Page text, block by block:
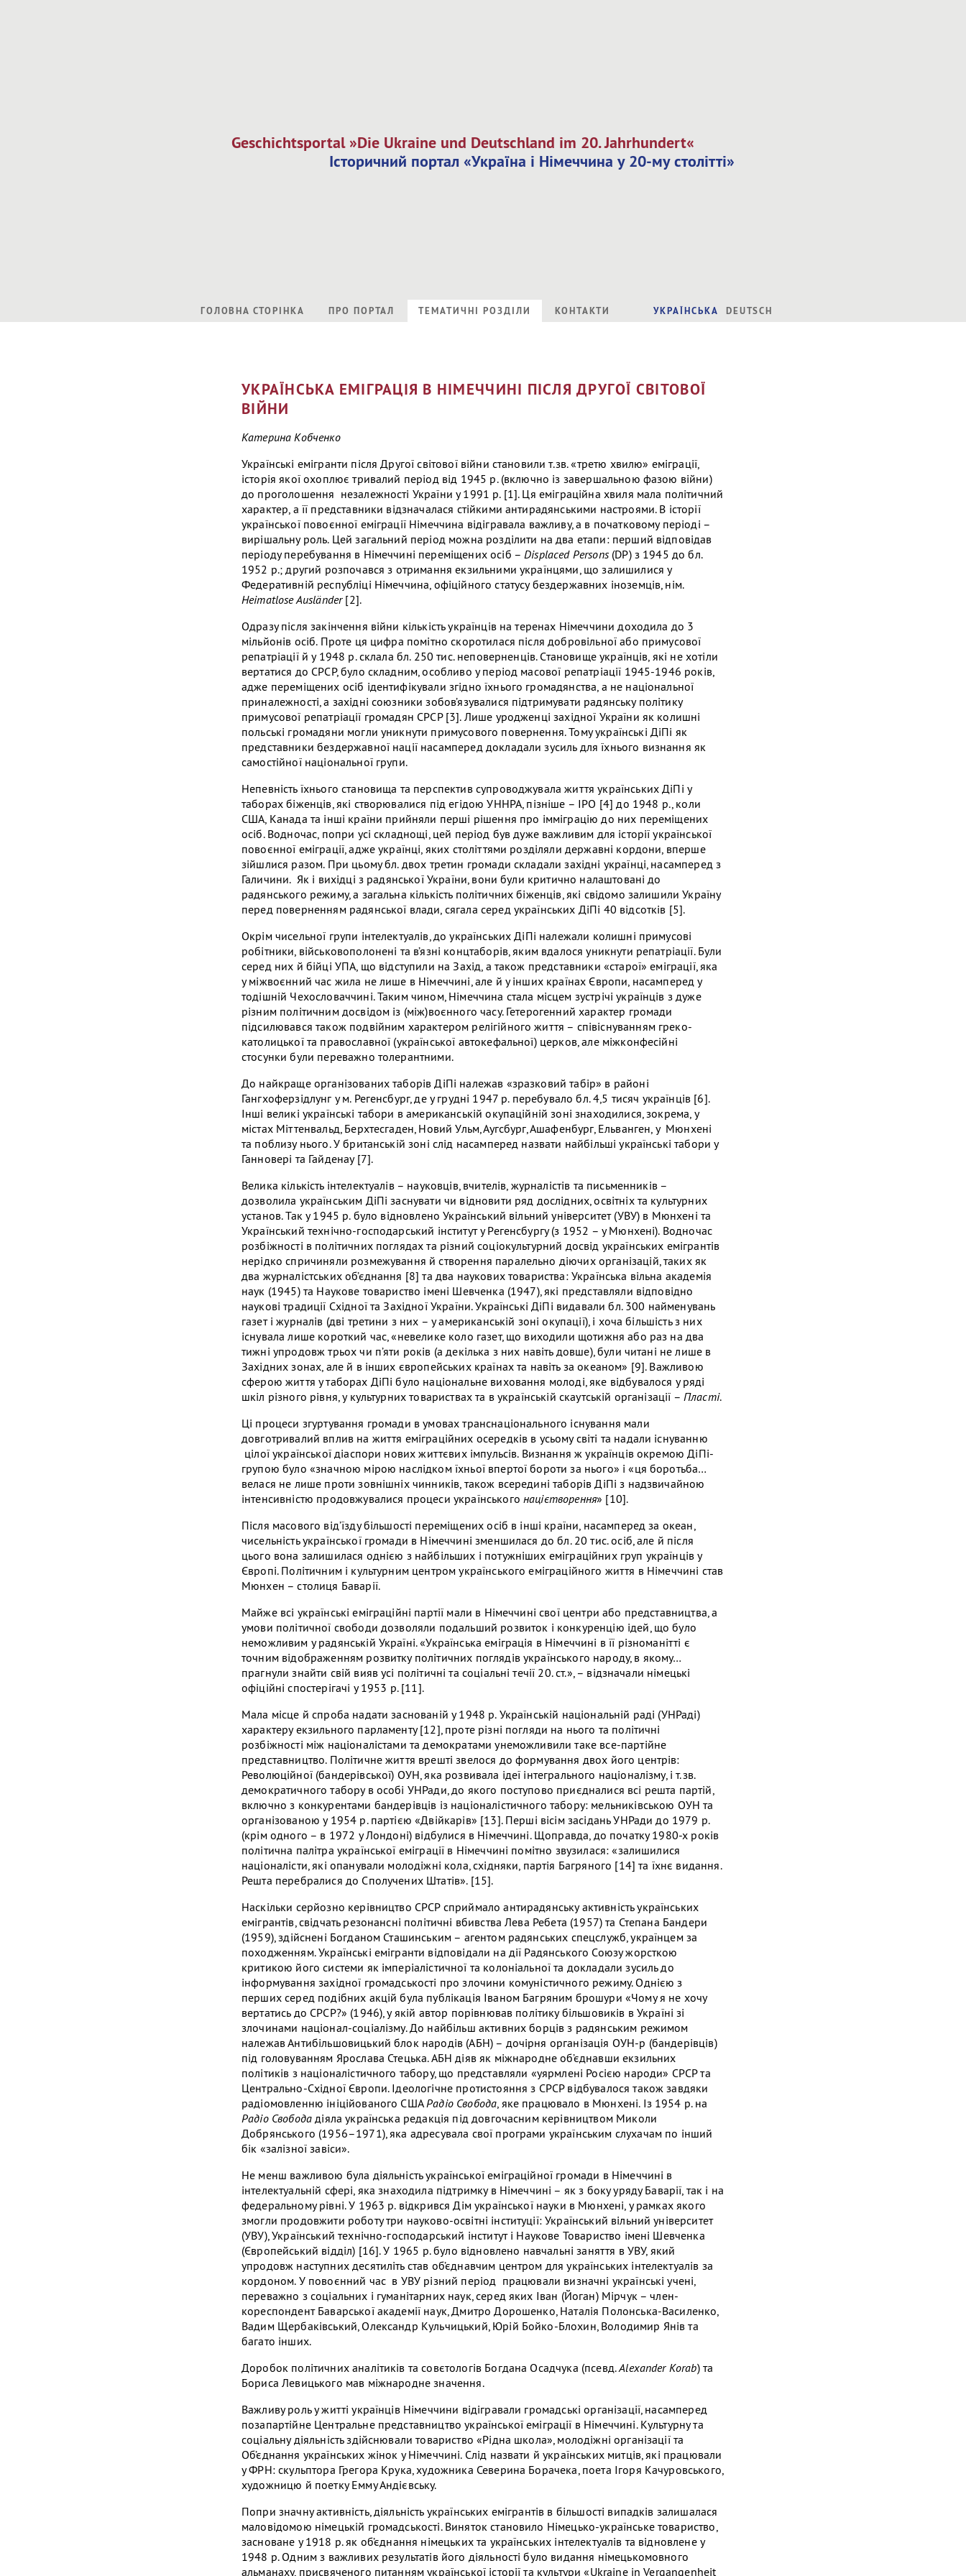
Geschichtsportal »Die Ukraine und Deutschland im 20. Jahrhundert«
Історичний портал «Україна і Німеччина у 20-му столітті»
ГОЛОВНА СТОРIНКА ПРО ПОРТАЛ ТЕМАТИЧНI РОЗДIЛИ КОНТАКТИ УКРАЇНСЬКА DEUTSCH
УКРАЇНСЬКА ЕМІГРАЦІЯ В НІМЕЧЧИНІ ПІСЛЯ ДРУГОЇ СВІТОВОЇ
ВІЙНИ
Катерина Кобченко
Українські емігранти після Другої світової війни становили т.зв. «третю хвилю» еміграції,
історія якої охоплює тривалий період від 1945 р. (включно із завершальною фазою війни)
до проголошення незалежності України у 1991 р. [1]. Ця еміграційна хвиля мала політичний
характер, а її представники відзначалася стійкими антирадянськими настроями. В історії
української повоєнної еміграції Німеччина відігравала важливу, а в початковому періоді –
вирішальну роль. Цей загальний період можна розділити на два етапи: перший відповідав
періоду перебування в Німеччині переміщених осіб –Displaced Persons(DP) з 1945 до бл.
1952 р.; другий розпочався з отримання екзильними українцями, що залишилися у
Федеративній республіці Німеччина, офіційного статусу бездержавних іноземців, нім.
Heimatlose Ausländer [2].
Одразу після закінчення війни кількість українців на теренах Німеччини доходила до 3
мільйонів осіб. Проте ця цифра помітно скоротилася після добровільної або примусової
репатріації й у 1948 р. склала бл. 250 тис. неповерненців. Становище українців, які не хотіли
вертатися до СРСР, було складним, особливо у період масової репатріації 1945-1946 років,
адже переміщених осіб ідентифікували згідно їхнього громадянства, а не національної
приналежності, а західні союзники зобов’язувалися підтримувати радянську політику
примусової репатріації громадян СРСР [3]. Лише уродженці західної України як колишні
польські громадяни могли уникнути примусового повернення. Тому українські ДіПі як
представники бездержавної нації насамперед докладали зусиль для їхнього визнання як
самостійної національної групи.
Непевність їхнього становища та перспектив супроводжувала життя українських ДіПі у
таборах біженців, які створювалися під егідою УННРА, пізніше – ІРО [4] до 1948 р., коли
США, Канада та інші країни прийняли перші рішення про імміграцію до них переміщених
осіб. Водночас, попри усі складнощі, цей період був дуже важливим для історії української
повоєнної еміграції, адже українці, яких століттями розділяли державні кордони, вперше
зійшлися разом. При цьому бл. двох третин громади складали західні українці, насамперед з
Галичини. Як і вихідці з радянської України, вони були критично налаштовані до
радянського режиму, а загальна кількість політичних біженців, які свідомо залишили Україну
перед поверненням радянської влади, сягала серед українських ДіПі 40 відсотків [5].
Окрім чисельної групи інтелектуалів, до українських ДіПі належали колишні примусові
робітники, військовополонені та в’язні концтаборів, яким вдалося уникнути репатріації. Були
серед них й бійці УПА, що відступили на Захід, а також представники «старої» еміграції, яка
у міжвоєнний час жила не лише в Німеччині, але й у інших країнах Європи, насамперед у
тодішній Чехословаччині. Таким чином, Німеччина стала місцем зустрічі українців з дуже
різним політичним досвідом із (між)воєнного часу. Гетерогенний характер громади
підсилювався також подвійним характером релігійного життя – співіснуванням греко-
католицької та православної (української автокефальної) церков, але міжконфесійні
стосунки були переважно толерантними.
До найкраще організованих таборів ДіПі належав «зразковий табір» в районі
Гангхоферзідлунг у м. Регенсбург, де у грудні 1947 р. перебувало бл. 4,5 тисяч українців [6].
Інші великі українські табори в американській окупаційній зоні знаходилися, зокрема, у
містах Міттенвальд, Берхтесгаден, Новий Ульм, Аугсбург, Ашафенбург, Ельванген, у Мюнхені
та поблизу нього. У британській зоні слід насамперед назвати найбільші українські табори у
Ганновері та Гайденау [7].
Велика кількість інтелектуалів – науковців, вчителів, журналістів та письменників –
дозволила українським ДіПі заснувати чи відновити ряд дослідних, освітніх та культурних
установ. Так у 1945 р. було відновлено Український вільний університет (УВУ) в Мюнхені та
Український технічно-господарський інститут у Регенсбургу (з 1952 – у Мюнхені). Водночас
розбіжності в політичних поглядах та різний соціокультурний досвід українських емігрантів
нерідко спричиняли розмежування й створення паралельно діючих організацій, таких як
два журналістських об’єднання [8] та два наукових товариства: Українська вільна академія
наук (1945) та Наукове товариство імені Шевченка (1947), які представляли відповідно
наукові традиції Східної та Західної України. Українські ДіПі видавали бл. 300 найменувань
газет і журналів (дві третини з них – у американській зоні окупації), і хоча більшість з них
існувала лише короткий час, «невелике коло газет, що виходили щотижня або раз на два
тижні упродовж трьох чи п’яти років (а декілька з них навіть довше), були читані не лише в
Західних зонах, але й в інших європейських країнах та навіть за океаном» [9]. Важливою
сферою життя у таборах ДіПі було національне виховання молоді, яке відбувалося у ряді
шкіл різного рівня, у культурних товариствах та в українській скаутській організації – Пласті.
Ці процеси згуртування громади в умовах транснаціонального існування мали
довготривалий вплив на життя еміграційних осередків в усьому світі та надали існуванню
цілої української діаспори нових життєвих імпульсів. Визнання ж українців окремою ДіПі-
групою було «значною мірою наслідком їхньої впертої бороти за нього» і «ця боротьба…
велася не лише проти зовнішніх чинників, також всередині таборів ДіПі з надзвичайною
інтенсивністю продовжувалися процеси українського націєтворення» [10].
Після масового від’їзду більшості переміщених осіб в інші країни, насамперед за океан,
чисельність української громади в Німеччині зменшилася до бл. 20 тис. осіб, але й після
цього вона залишилася однією з найбільших і потужніших еміграційних груп українців у
Європі. Політичним і культурним центром українського еміграційного життя в Німеччині став
Мюнхен – столиця Баварії.
Майже всі українські еміграційні партії мали в Німеччині свої центри або представництва, а
умови політичної свободи дозволяли подальший розвиток і конкуренцію ідей, що було
неможливим у радянській Україні. «Українська еміграція в Німеччині в її різноманітті є
точним відображенням розвитку політичних поглядів українського народу, в якому…
прагнули знайти свій вияв усі політичні та соціальні течії 20. ст.», – відзначали німецькі
офіційні спостерігачі у 1953 р. [11].
Мала місце й спроба надати заснованій у 1948 р. Українській національній раді (УНРаді)
характеру екзильного парламенту [12], проте різні погляди на нього та політичні
розбіжності між націоналістами та демократами унеможливили таке все-партійне
представництво. Політичне життя врешті звелося до формування двох його центрів:
Революційної (бандерівської) ОУН, яка розвивала ідеї інтегрального націоналізму, і т.зв.
демократичного табору в особі УНРади, до якого поступово приєдналися всі решта партій,
включно з конкурентами бандерівців із націоналістичного табору: мельниківською ОУН та
організованою у 1954 р. партією «Двійкарів» [13]. Перші вісім засідань УНРади до 1979 р.
(крім одного – в 1972 у Лондоні) відбулися в Німеччині. Щоправда, до початку 1980-х років
політична палітра української еміграції в Німеччині помітно звузилася: «залишилися
націоналісти, які опанували молодіжні кола, східняки, партія Багряного [14] та їхнє видання.
Решта перебралися до Сполучених Штатів». [15].
Наскільки серйозно керівництво СРСР сприймало антирадянську активність українських
емігрантів, свідчать резонансні політичні вбивства Лева Ребета (1957) та Степана Бандери
(1959), здійснені Богданом Сташинським – агентом радянських спецслужб, українцем за
походженням. Українські емігранти відповідали на дії Радянського Союзу жорсткою
критикою його системи як імперіалістичної та колоніальної та докладали зусиль до
інформування західної громадськості про злочини комуністичного режиму. Однією з
перших серед подібних акцій була публікація Іваном Багряним брошури «Чому я не хочу
вертатись до СРСР?» (1946), у якій автор порівнював політику більшовиків в Україні зі
злочинами націонал-соціалізму. До найбільш активних борців з радянським режимом
належав Антибільшовицький блок народів (АБН) – дочірня організація ОУН-р (бандерівців)
під головуванням Ярослава Стецька. АБН діяв як міжнародне об’єднавши екзильних
політиків з націоналістичного табору, що представляли «уярмлені Росією народи» СРСР та
Центрально-Східної Європи. Ідеологічне протистояння з СРСР відбувалося також завдяки
радіомовленню ініційованого СШАРадіо Свобода, яке працювало в Мюнхені. Із 1954 р. на
Радіо Свобода діяла українська редакція під довгочасним керівництвом Миколи
Добрянського (1956–1971), яка адресувала свої програми українським слухачам по інший
бік «залізної завіси».
Не менш важливою була діяльність української еміграційної громади в Німеччині в
інтелектуальній сфері, яка знаходила підтримку в Німеччині – як з боку уряду Баварії, так і на
федеральному рівні. У 1963 р. відкрився Дім української науки в Мюнхені, у рамках якого
змогли продовжити роботу три науково-освітні інституції: Український вільний університет
(УВУ), Український технічно-господарський інститут і Наукове Товариство імені Шевченка
(Європейський відділ) [16]. У 1965 р. було відновлено навчальні заняття в УВУ, який
упродовж наступних десятиліть став об’єднавчим центром для українських інтелектуалів за
кордоном. У повоєнний час в УВУ різний період працювали визначні українські учені,
переважно з соціальних і гуманітарних наук, серед яких Іван (Йоган) Мірчук – член-
кореспондент Баварської академії наук, Дмитро Дорошенко, Наталія Полонська-Василенко,
Вадим Щербаківський, Олександр Кульчицький, Юрій Бойко-Блохин, Володимир Янів та
багато інших.
Доробок політичних аналітиків та совєтологів Богдана Осадчука (псевд.Alexander Korab) та
Бориса Левицького мав міжнародне значення.
Важливу роль у житті українців Німеччини відігравали громадські організації, насамперед
позапартійне Центральне представництво української еміграції в Німеччині. Культурну та
соціальну діяльність здійснювали товариство «Рідна школа», молодіжні організації та
Об’єднання українських жінок у Німеччині. Слід назвати й українських митців, які працювали
у ФРН: скульптора Грегора Крука, художника Северина Борачека, поета Ігоря Качуровського,
художницю й поетку Емму Андієвську.
Попри значну активність, діяльність українських емігрантів в більшості випадків залишалася
маловідомою німецькій громадськості. Виняток становило Німецько-українське товариство,
засноване у 1918 р. як об’єднання німецьких та українських інтелектуалів та відновлене у
1948 р. Одним з важливих результатів його діяльності було видання німецькомовного
альманаху, присвяченого питанням української історії та культури «Ukraine in Vergangenheit